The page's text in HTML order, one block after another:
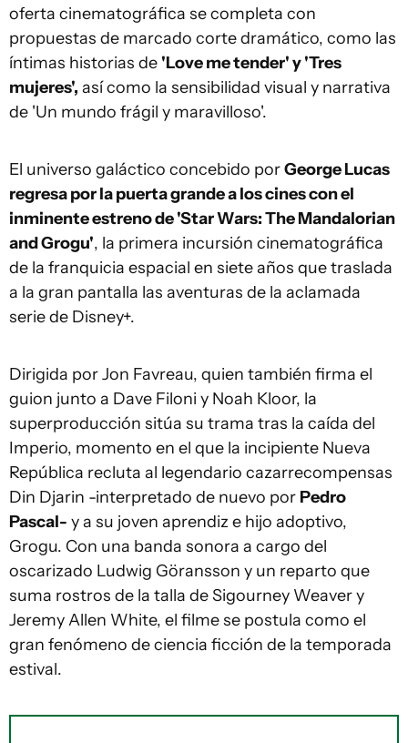
oferta cinematográfica se completa con
propuestas de marcado corte dramático, como las
íntimas historias de 'Love me tender' y 'Tres
mujeres', así como la sensibilidad visual y narrativa
de 'Un mundo frágil y maravilloso'.
El universo galáctico concebido porGeorge Lucas
regresa por la puerta grande a los cines con el
inminente estreno de 'Star Wars: The Mandalorian
and Grogu', la primera incursión cinematográfica
de la franquicia espacial en siete años que traslada
a la gran pantalla las aventuras de la aclamada
serie de Disney+.
Dirigida por Jon Favreau, quien también firma el
guion junto a Dave Filoni y Noah Kloor, la
superproducción sitúa su trama tras la caída del
Imperio, momento en el que la incipiente Nueva
República recluta al legendario cazarrecompensas
Din Djarin -interpretado de nuevo por Pedro
Pascal- y a su joven aprendiz e hijo adoptivo,
Grogu. Con una banda sonora a cargo del
oscarizado Ludwig Göransson y un reparto que
suma rostros de la talla de Sigourney Weaver y
Jeremy Allen White, el filme se postula como el
gran fenómeno de ciencia ficción de la temporada
estival.